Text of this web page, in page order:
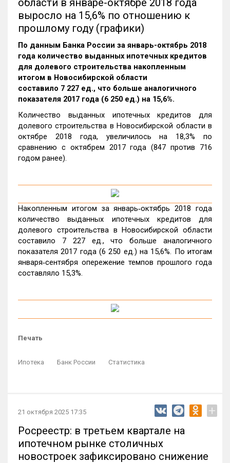
области в январе-октябре 2018 года
выросло на 15,6% по отношению к
прошлому году (графики)
По данным Банка России за январь-октябрь 2018
года количество выданных ипотечных кредитов
для долевого строительства накопленным
итогом в Новосибирской области
составило 7 227 ед., что больше аналогичного
показателя 2017 года (6 250 ед.) на 15,6%.
Количество выданных ипотечных кредитов для
долевого строительства в Новосибирской области в
октябре 2018 года, увеличилось на 18,3% по
сравнению с октябрем 2017 года (847 против 716
годом ранее).
Накопленным итогом за январь‑октябрь 2018 года
количество выданных ипотечных кредитов для
долевого строительства в Новосибирской области
составило 7 227 ед., что больше аналогичного
показателя 2017 года (6 250 ед.) на 15,6%. По итогам
января‑сентября опережение темпов прошлого года
составляло 15,3%.
Печать
Ипотека Банк России Статистика
21 октября 2025 17:35 +
Росреестр: в третьем квартале на
ипотечном рынке столичных
новостроек зафиксировано снижение